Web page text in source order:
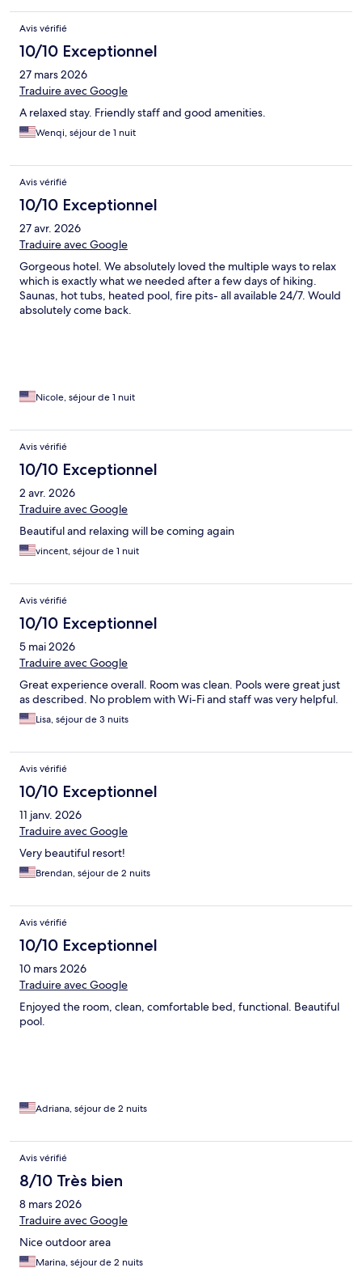
Avis vérifié
10/10 Exceptionnel
27 mars 2026
Traduire avec Google
A relaxed stay. Friendly staff and good amenities.
Wenqi, séjour de 1 nuit
Avis vérifié
10/10 Exceptionnel
27 avr. 2026
Traduire avec Google
Gorgeous hotel. We absolutely loved the multiple ways to relax
which is exactly what we needed after a few days of hiking.
Saunas, hot tubs, heated pool, fire pits- all available 24/7. Would
absolutely come back.
Nicole, séjour de 1 nuit
Avis vérifié
10/10 Exceptionnel
2 avr. 2026
Traduire avec Google
Beautiful and relaxing will be coming again
vincent, séjour de 1 nuit
Avis vérifié
10/10 Exceptionnel
5 mai 2026
Traduire avec Google
Great experience overall. Room was clean. Pools were great just
as described. No problem with Wi-Fi and staff was very helpful.
Lisa, séjour de 3 nuits
Avis vérifié
10/10 Exceptionnel
11 janv. 2026
Traduire avec Google
Very beautiful resort!
Brendan, séjour de 2 nuits
Avis vérifié
10/10 Exceptionnel
10 mars 2026
Traduire avec Google
Enjoyed the room, clean, comfortable bed, functional. Beautiful
pool.
Adriana, séjour de 2 nuits
Avis vérifié
8/10 Très bien
8 mars 2026
Traduire avec Google
Nice outdoor area
Marina, séjour de 2 nuits